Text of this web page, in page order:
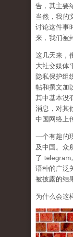
告，其主要
当然，我的
讨论这件事
来，我们被
这几天来，
大社交媒体
隐私保护组
帖和撰文加
其中基本没
消息，对其
中国网络上
一个有趣的
及中国。众
了 telegram
语种的广泛
被披露的结
为什么会这